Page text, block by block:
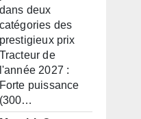
dans deux
catégories des
prestigieux prix
Tracteur de
l'année 2027 :
Forte puissance
(300…